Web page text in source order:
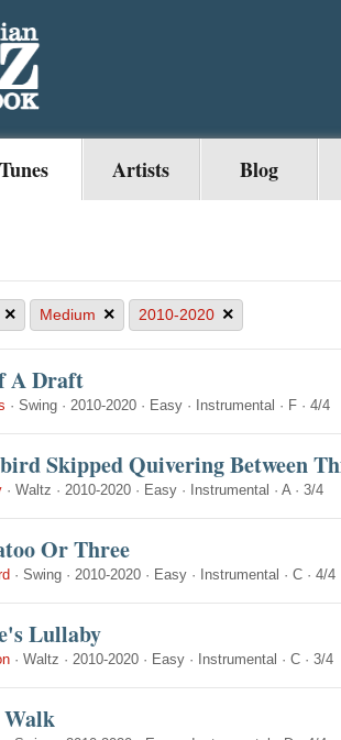
Tunes Artists Blog
× Medium × 2010-2020 ×
A Draft
· Swing · 2010-2020 · Easy · Instrumental · F · 4/4
Skipped Quivering Between
· Waltz · 2010-2020 · Easy · Instrumental · A· 3/4
Or Three
· Swing · 2010-2020 · Easy · Instrumental · C · 4/4
Lullaby
· Waltz · 2010-2020 · Easy · Instrumental · C · 3/4